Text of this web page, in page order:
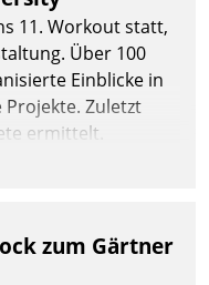
11. Workout statt,
Über 100
Einblicke in
Zuletzt
ermittelt.
zum Gärtner